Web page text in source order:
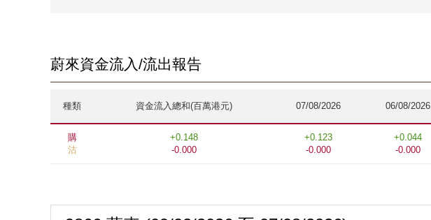
蔚來資金流入/流出報告
種類 資金流入總和(百萬港元) 07/08/2026 06/08/2026
購
沽
+0.148
-0.000
+0.123
-0.000
+0.044
-0.000